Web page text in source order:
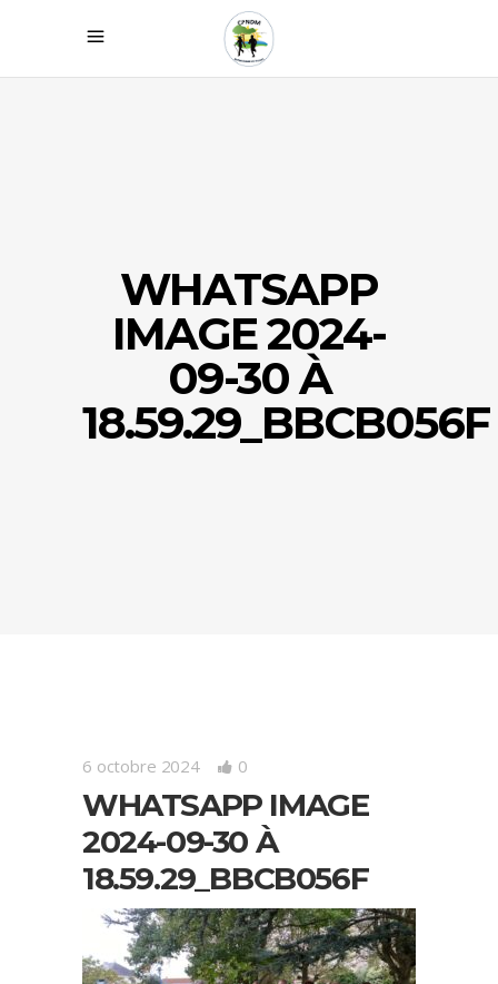
WHATSAPP
IMAGE 2024-
09-30 À
18.59.29_BBCB056F
6 octobre 2024 0
WHATSAPP IMAGE
2024-09-30 À
18.59.29_BBCB056F